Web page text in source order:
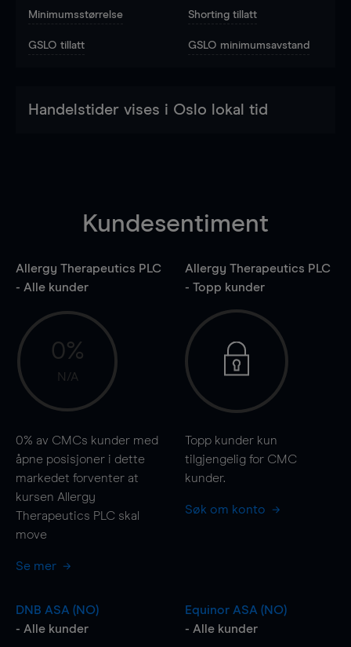
Minimumsstørrelse Shorting tillatt
GSLO tillatt GSLO minimumsavstand
Handelstider vises i Oslo lokal tid
Kundesentiment
Allergy Therapeutics PLC
- Alle kunder
0%
N/A
0% av CMCs kunder med
åpne posisjoner i dette
markedet forventer at
kursen Allergy
Therapeutics PLC skal
move
Se mer
Allergy Therapeutics PLC
- Topp kunder
Topp kunder kun
tilgjengelig for CMC
kunder.
Søk om konto
DNB ASA (NO)
- Alle kunder
Equinor ASA (NO)
- Alle kunder